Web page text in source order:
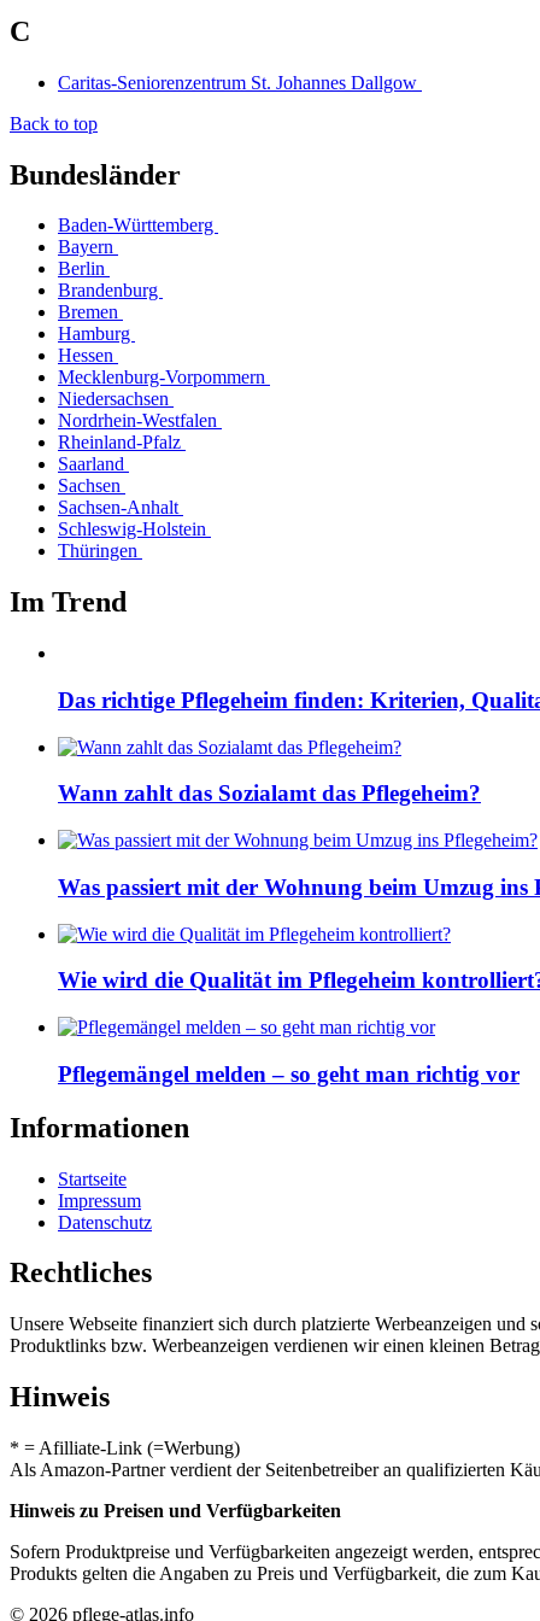
C
Caritas-Seniorenzentrum St. Johannes Dallgow
Back to top
Bundesländer
Baden-Württemberg
Bayern
Berlin
Brandenburg
Bremen
Hamburg
Hessen
Mecklenburg-Vorpommern
Niedersachsen
Nordrhein-Westfalen
Rheinland-Pfalz
Saarland
Sachsen
Sachsen-Anhalt
Schleswig-Holstein
Thüringen
Im Trend
Das richtige Pflegeheim finden: Kriterien,
Wann zahlt das Sozialamt das Pflegeheim?
Was passiert mit der Wohnung beim Umzug ins
Wie wird die Qualität im Pflegeheim
Pflegemängel melden – so geht man richtig vor
Informationen
Startseite
Impressum
Datenschutz
Rechtliches
Unsere Webseite finanziert sich durch platzierte Werbeanzeigen
Produktlinks bzw. Werbeanzeigen verdienen wir einen kleinen
Hinweis
* = Afilliate-Link (=Werbung)
Als Amazon-Partner verdient der Seitenbetreiber an qualifizierten
Hinweis zu Preisen und Verfügbarkeiten
Sofern Produktpreise und Verfügbarkeiten angezeigt werden,
Produkts gelten die Angaben zu Preis und Verfügbarkeit, die zum
© 2026 pflege-atlas.info